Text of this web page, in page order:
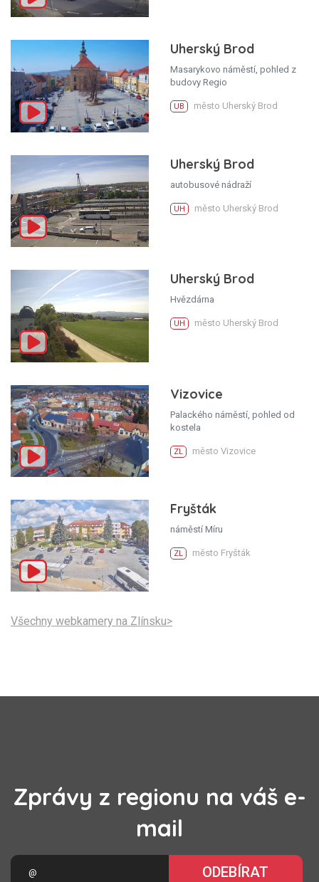
Uherský Brod
Masarykovo náměstí, pohled z
budovy Regio
UB město Uherský Brod
Uherský Brod
autobusové nádraží
UH město Uherský Brod
Uherský Brod
Hvězdárna
UH město Uherský Brod
Vizovice
Palackého náměstí, pohled od
kostela
ZL město Vizovice
Fryšták
náměstí Míru
ZL město Fryšták
Všechny webkamery na Zlínsku>
Zprávy z regionu na váš e-
mail
ODEBÍRAT